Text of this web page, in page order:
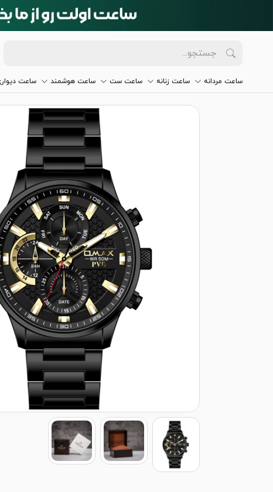
ساعت مردانه ساعت زنانه ساعت ست ساعت هوشمند ساعت